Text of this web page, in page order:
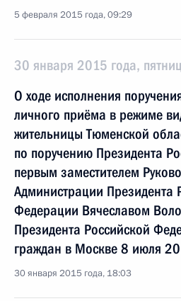
5 февраля 2015 года, 09:29
30 января 2015 года,
О ходе исполнения
личного приёма в режиме
жительницы Тюменской
по поручению Президента
первым заместителем
Администрации Президента
Федерации Вячеславом
Президента Российской
граждан в Москве 8 июля
30 января 2015 года, 18:03